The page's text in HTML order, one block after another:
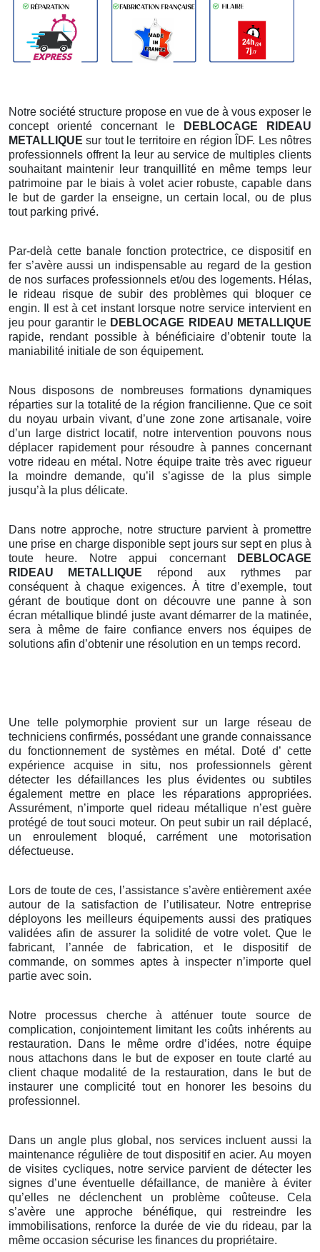
Notre société structure propose en vue de à vous exposer le
concept orienté concernant le
DEBLOCAGE RIDEAU
METALLIQUE sur tout le territoire en région ÎDF. Les nôtres
professionnels offrent la leur au service de multiples clients
souhaitant maintenir leur tranquillité en même temps leur
patrimoine par le biais à volet acier robuste, capable dans
le but de garder la enseigne, un certain local, ou de plus
tout parking privé.
Par-delà cette banale fonction protectrice, ce dispositif en
fer s’avère aussi un indispensable au regard de la gestion
de nos surfaces professionnels et/ou des logements. Hélas,
le rideau risque de subir des problèmes qui bloquer ce
engin. Il est à cet instant lorsque notre service intervient en
jeu pour garantir le DEBLOCAGE RIDEAU METALLIQUE
rapide, rendant possible à bénéficiaire d’obtenir toute la
maniabilité initiale de son équipement.
Nous disposons de nombreuses formations dynamiques
réparties sur la totalité de la région francilienne. Que ce soit
du noyau urbain vivant, d’une zone zone artisanale, voire
d’un large district locatif, notre intervention pouvons nous
déplacer rapidement pour résoudre à pannes concernant
votre rideau en métal. Notre équipe traite très avec rigueur
la moindre demande, qu’il s’agisse de la plus simple
jusqu’à la plus délicate.
Dans notre approche, notre structure parvient à promettre
une prise en charge disponible sept jours sur sept en plus à
toute heure. Notre appui concernant
DEBLOCAGE
RIDEAU METALLIQUE répond aux rythmes par
conséquent à chaque exigences. À titre d’exemple, tout
gérant de boutique dont on découvre une panne à son
écran métallique blindé juste avant démarrer de la matinée,
sera à même de faire confiance envers nos équipes de
solutions afin d’obtenir une résolution en un temps record.
Une telle polymorphie provient sur un large réseau de
techniciens confirmés, possédant une grande connaissance
du fonctionnement de systèmes en métal. Doté d’ cette
expérience acquise in situ, nos professionnels gèrent
détecter les défaillances les plus évidentes ou subtiles
également mettre en place les réparations appropriées.
Assurément, n’importe quel rideau métallique n’est guère
protégé de tout souci moteur. On peut subir un rail déplacé,
un enroulement bloqué, carrément une motorisation
défectueuse.
Lors de toute de ces, l’assistance s’avère entièrement axée
autour de la satisfaction de l’utilisateur. Notre entreprise
déployons les meilleurs équipements aussi des pratiques
validées afin de assurer la solidité de votre volet. Que le
fabricant, l’année de fabrication, et le dispositif de
commande, on sommes aptes à inspecter n’importe quel
partie avec soin.
Notre processus cherche à atténuer toute source de
complication, conjointement limitant les coûts inhérents au
restauration. Dans le même ordre d’idées, notre équipe
nous attachons dans le but de exposer en toute clarté au
client chaque modalité de la restauration, dans le but de
instaurer une complicité tout en honorer les besoins du
professionnel.
Dans un angle plus global, nos services incluent aussi la
maintenance régulière de tout dispositif en acier. Au moyen
de visites cycliques, notre service parvient de détecter les
signes d’une éventuelle défaillance, de manière à éviter
qu’elles ne déclenchent un problème coûteuse. Cela
s’avère une approche bénéfique, qui restreindre les
immobilisations, renforce la durée de vie du rideau, par la
même occasion sécurise les finances du propriétaire.